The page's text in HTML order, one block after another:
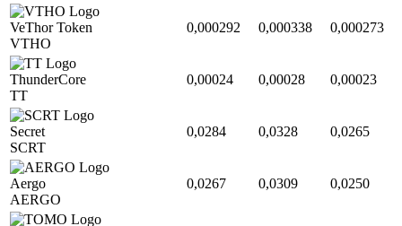
VeThor Token
VTHO
0,000292 0,000338 0,000273
ThunderCore
TT
0,00024 0,00028 0,00023
Secret
SCRT
0,0284 0,0328 0,0265
Aergo
AERGO
0,0267 0,0309 0,0250